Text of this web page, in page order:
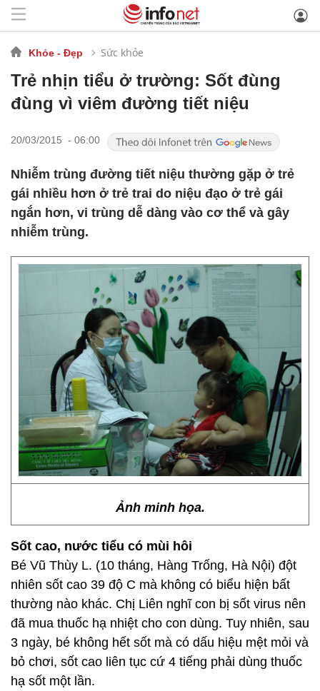
Khỏe - Đẹp Sức khỏe
Trẻ nhịn tiểu ở trường: Sốt đùng
đùng vì viêm đường tiết niệu
20/03/2015 - 06:00
Nhiễm trùng đường tiết niệu thường gặp ở trẻ
gái nhiều hơn ở trẻ trai do niệu đạo ở trẻ gái
ngắn hơn, vi trùng dễ dàng vào cơ thể và gây
nhiễm trùng.
Ảnh minh họa.
Sốt cao, nước tiểu có mùi hôi
Bé Vũ Thùy L. (10 tháng, Hàng Trống, Hà Nội) đột
nhiên sốt cao 39 độ C mà không có biểu hiện bất
thường nào khác. Chị Liên nghĩ con bị sốt virus nên
đã mua thuốc hạ nhiệt cho con dùng. Tuy nhiên, sau
3 ngày, bé không hết sốt mà có dấu hiệu mệt mỏi và
bỏ chơi, sốt cao liên tục cứ 4 tiếng phải dùng thuốc
hạ sốt một lần.